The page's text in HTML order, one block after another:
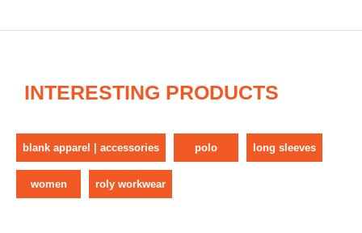
INTERESTING PRODUCTS
blank apparel | accessories polo long sleeves
women roly workwear